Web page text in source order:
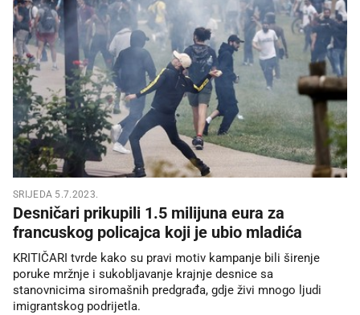
SRIJEDA 5.7.2023.
Desničari prikupili 1.5 milijuna eura za
francuskog policajca koji je ubio mladića
KRITIČARI tvrde kako su pravi motiv kampanje bili širenje
poruke mržnje i sukobljavanje krajnje desnice sa
stanovnicima siromašnih predgrađa, gdje živi mnogo ljudi
imigrantskog podrijetla.